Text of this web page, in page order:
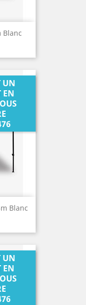
Blanc
Blanc
UN
EN
UN
EN